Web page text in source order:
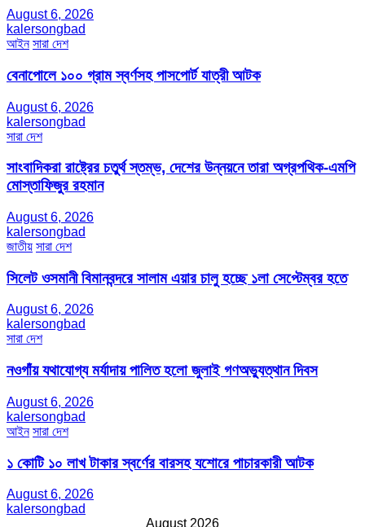
August 6, 2026
kalersongbad
আইন সারা দেশ
বেনাপোলে ১০০ গ্রাম স্বর্ণসহ পাসপোর্ট যাত্রী আটক
August 6, 2026
kalersongbad
সারা দেশ
সাংবাদিকরা রাষ্ট্রের চতুর্থ স্তম্ভ, দেশের উন্নয়নে তারা অগ্রপথিক-এমপি
মোস্তাফিজুর রহমান
August 6, 2026
kalersongbad
জাতীয় সারা দেশ
সিলেট ওসমানী বিমানবন্দরে সালাম এয়ার চালু হচ্ছে ১লা সেপ্টেম্বর হতে
August 6, 2026
kalersongbad
সারা দেশ
নওগাঁয় যথাযোগ্য মর্যাদায় পালিত হলো জুলাই গণঅভ্যুত্থান দিবস
August 6, 2026
kalersongbad
আইন সারা দেশ
১ কোটি ১০ লাখ টাকার স্বর্ণের বারসহ যশোরে পাচারকারী আটক​
August 6, 2026
kalersongbad
August 2026